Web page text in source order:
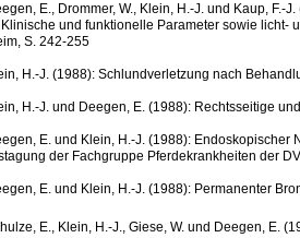
E., Drommer, W., Klein, H.-J. und Kaup,
Klinische und funktionelle Parameter sowie licht-
S. 242-255
H.-J. (1988): Schlundverletzung nach
H.-J. und Deegen, E. (1988): Rechtsseitige
E. und Klein, H.-J. (1988):
der Fachgruppe Pferdekrankheiten der
E. und Klein, H.-J. (1988): Permanenter
E., Klein, H.-J., Giese, W. und Deegen, E.